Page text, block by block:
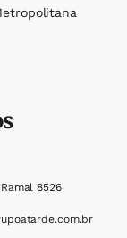
8526